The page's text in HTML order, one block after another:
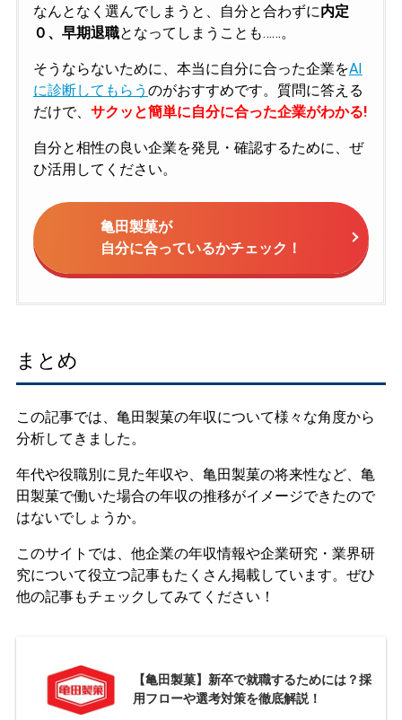
なんとなく選んでしまうと、自分と合わずに内定
０、早期退職となってしまうことも……。
そうならないために、本当に自分に合った企業をAI
に診断してもらう のがおすすめです。質問に答える
だけで、 サクッと簡単に自分に合った企業がわかる!
自分と相性の良い企業を発見・確認するために、ぜ
ひ活用してください。
亀田製菓が
自分に合っているかチェック！
まとめ
この記事では、亀田製菓の年収について様々な角度から
分析してきました。
年代や役職別に見た年収や、亀田製菓の将来性など、亀
田製菓で働いた場合の年収の推移がイメージできたので
はないでしょうか。
このサイトでは、他企業の年収情報や企業研究・業界研
究について役立つ記事もたくさん掲載しています。ぜひ
他の記事もチェックしてみてください！
【亀田製菓】新卒で就職するためには？採
用フローや選考対策を徹底解説！